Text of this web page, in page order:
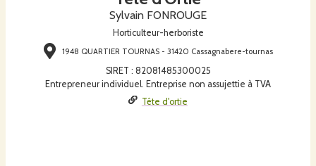
Sylvain FONROUGE
Horticulteur-herboriste
1948 QUARTIER TOURNAS - 31420 Cassagnabere-tournas
SIRET : 82081485300025
Entrepreneur individuel. Entreprise non assujettie à TVA
Tête d'ortie